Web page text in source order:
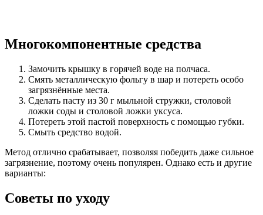
Многокомпонентные средства
Замочить крышку в горячей воде на полчаса.
Смять металлическую фольгу в шар и потереть особо
загрязнённые места.
Сделать пасту из 30 г мыльной стружки, столовой
ложки соды и столовой ложки уксуса.
Потереть этой пастой поверхность с помощью губки.
Смыть средство водой.
Метод отлично срабатывает, позволяя победить даже сильное
загрязнение, поэтому очень популярен. Однако есть и другие
варианты:
Советы по уходу